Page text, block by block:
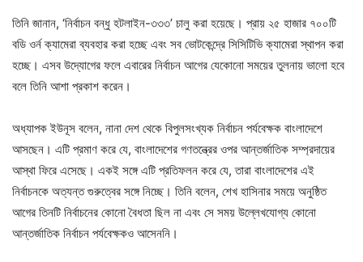
তিনি জানান, ‘নির্বাচন বন্ধু হটলাইন-৩৩৩’ চালু করা হয়েছে। প্রায় ২৫ হাজার ৭০০টি
বডি ওর্ন ক্যামেরা ব্যবহার করা হচ্ছে এবং সব ভোটকেন্দ্রে সিসিটিভি ক্যামেরা স্থাপন করা
হচ্ছে। এসব উদ্যোগের ফলে এবারের নির্বাচন আগের যেকোনো সময়ের তুলনায় ভালো হবে
বলে তিনি আশা প্রকাশ করেন।
অধ্যাপক ইউনূস বলেন, নানা দেশ থেকে বিপুলসংখ্যক নির্বাচন পর্যবেক্ষক বাংলাদেশে
আসছেন। এটি প্রমাণ করে যে, বাংলাদেশের গণতন্ত্রের ওপর আন্তর্জাতিক সম্প্রদায়ের
আস্থা ফিরে এসেছে। একই সঙ্গে এটি প্রতিফলন করে যে, তারা বাংলাদেশের এই
নির্বাচনকে অত্যন্ত গুরুত্বের সঙ্গে নিচ্ছে। তিনি বলেন, শেখ হাসিনার সময়ে অনুষ্ঠিত
আগের তিনটি নির্বাচনের কোনো বৈধতা ছিল না এবং সে সময় উল্লেখযোগ্য কোনো
আন্তর্জাতিক নির্বাচন পর্যবেক্ষকও আসেননি।